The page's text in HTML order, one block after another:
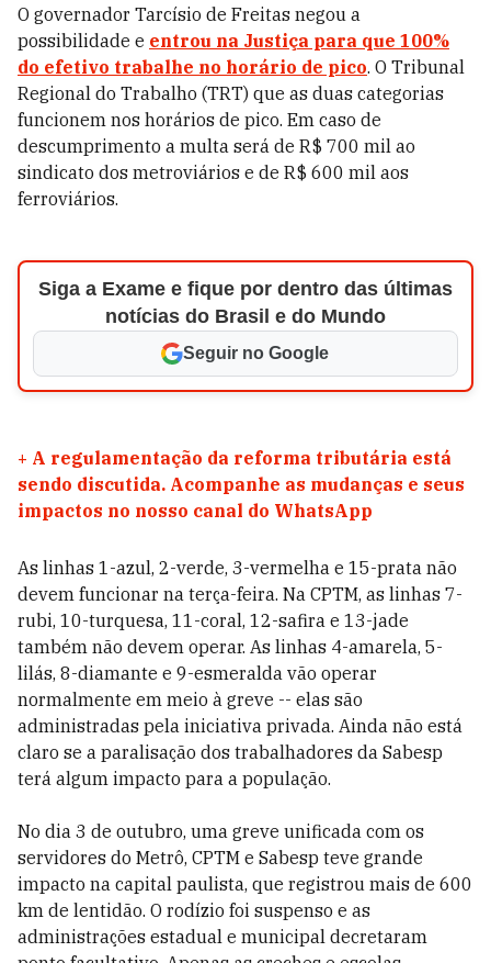
O governador Tarcísio de Freitas negou a
possibilidade e entrou na Justiça para que 100%
do efetivo trabalhe no horário de pico. O Tribunal
Regional do Trabalho (TRT) que as duas categorias
funcionem nos horários de pico. Em caso de
descumprimento a multa será de R$ 700 mil ao
sindicato dos metroviários e de R$ 600 mil aos
ferroviários.
Siga a Exame e fique por dentro das últimas
notícias do Brasil e do Mundo
Seguir no Google
+ A regulamentação da reforma tributária está
sendo discutida. Acompanhe as mudanças e seus
impactos no nosso canal do WhatsApp
As linhas 1-azul, 2-verde, 3-vermelha e 15-prata não
devem funcionar na terça-feira. Na CPTM, as linhas 7-
rubi, 10-turquesa, 11-coral, 12-safira e 13-jade
também não devem operar. As linhas 4-amarela, 5-
lilás, 8-diamante e 9-esmeralda vão operar
normalmente em meio à greve -- elas são
administradas pela iniciativa privada. Ainda não está
claro se a paralisação dos trabalhadores da Sabesp
terá algum impacto para a população.
No dia 3 de outubro, uma greve unificada com os
servidores do Metrô, CPTM e Sabesp teve grande
impacto na capital paulista, que registrou mais de 600
km de lentidão. O rodízio foi suspenso e as
administrações estadual e municipal decretaram